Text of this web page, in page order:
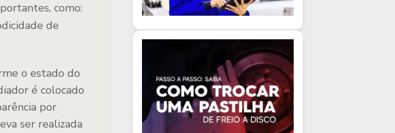
como:
de
o estado do
é colocado
por
ser realizada